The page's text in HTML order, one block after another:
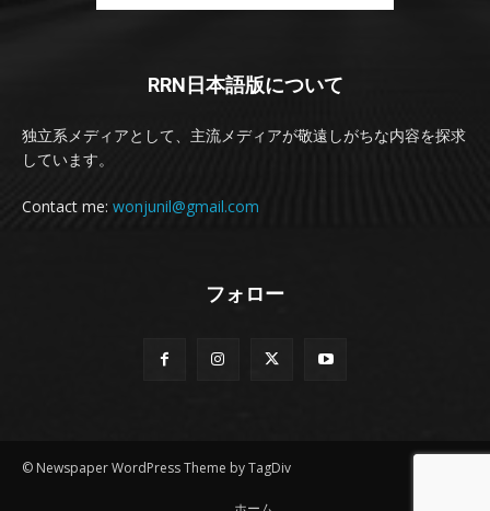
RRN日本語版について
独立系メディアとして、主流メディアが敬遠しがちな内容を探求
しています。
Contact me: wonjunil@gmail.com
フォロー
© Newspaper WordPress Theme by TagDiv